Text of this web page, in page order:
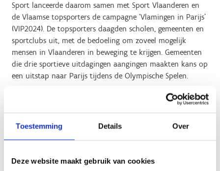
Toestemming Details Over
Deze website maakt gebruik van cookies
Sport lanceerde daarom samen met Sport Vlaanderen en
de Vlaamse topsporters de campagne ‘Vlamingen in Parijs’
(VIP2024). De topsporters daagden scholen, gemeenten en
sportclubs uit, met de bedoeling om zoveel mogelijk
mensen in Vlaanderen in beweging te krijgen. Gemeenten
die drie sportieve uitdagingen aangingen maakten kans op
een uitstap naar Parijs tijdens de Olympische Spelen.
“We willen zoveel mogelijk mensen in beweging krijgen en
we gebruiken daarvoor ook de Olympische Spelen in
Vlaamse topsporters schitteren op het internationale
toneel, dan werkt dat inspirerend en motiverend. Zien
Parijs’ (VIP2024) beginnen de Olympische Spelen nu al te